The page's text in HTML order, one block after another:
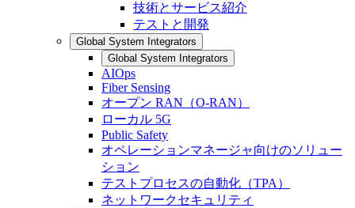
技術とサービス紹介
テストと開発
Global System Integrators
Global System Integrators
AIOps
Fiber Sensing
オープン RAN（O-RAN）
ローカル 5G
Public Safety
オペレーションマネージャ向けのソリュー
ション
テストプロセスの自動化（TPA）
ネットワークセキュリティ